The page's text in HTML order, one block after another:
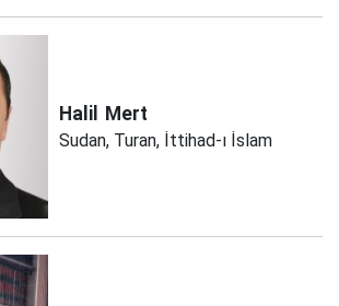
Halil Mert
Sudan, Turan, İttihad-ı İslam